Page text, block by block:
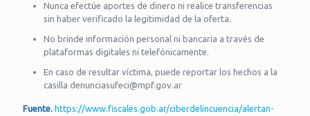
Nunca efectúe aportes de dinero ni realice transferencias
sin haber verificado la legitimidad de la oferta.
No brinde información personal ni bancaria a través de
plataformas digitales ni telefónicamente.
En caso de resultar víctima, puede reportar los hechos a la
casilla denunciasufeci@mpf.gov.ar
Fuente. https://www.fiscales.gob.ar/ciberdelincuencia/alertan-